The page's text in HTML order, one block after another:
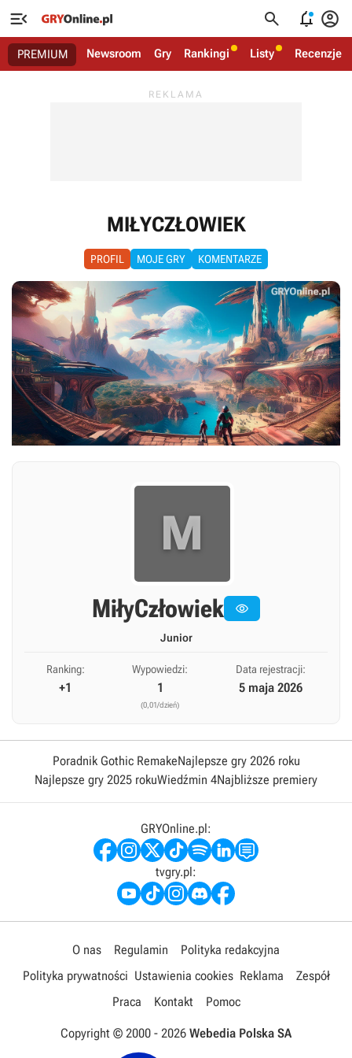
   
PREMIUM Newsroom Gry Rankingi Listy Recenzje
MIŁYCZŁOWIEK
PROFIL MOJE GRY KOMENTARZE
M
MiłyCzłowiek 
Junior
Ranking:
+1
Wypowiedzi:
1
(0,01/dzień)
Data rejestracji:
5 maja 2026
Poradnik Gothic RemakeNajlepsze gry 2026 roku
Najlepsze gry 2025 rokuWiedźmin 4Najbliższe premiery
GRYOnline.pl:
tvgry.pl:
O nas Regulamin
Polityka redakcyjna
Polityka prywatności Ustawienia cookies Reklama
Zespół
Praca
Kontakt Pomoc
Copyright © 2000 - 2026 Webedia Polska SA